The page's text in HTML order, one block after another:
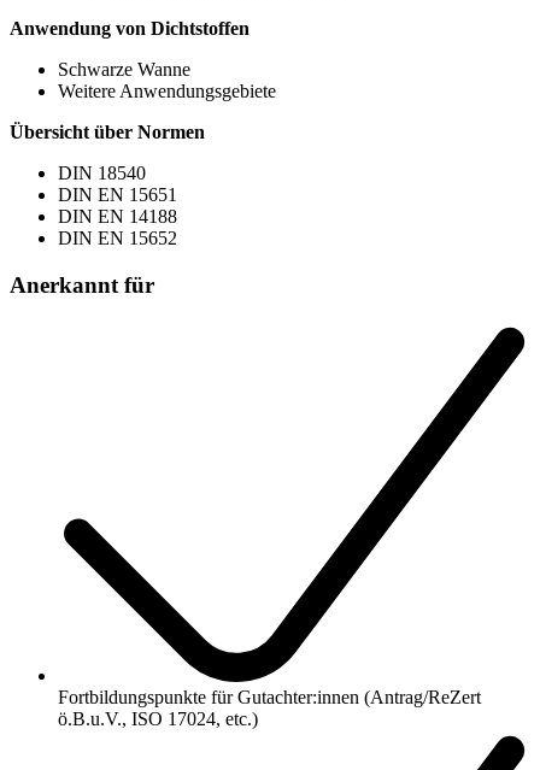
Anwendung von Dichtstoffen
Schwarze Wanne
Weitere Anwendungsgebiete
Übersicht über Normen
DIN 18540
DIN EN 15651
DIN EN 14188
DIN EN 15652
Anerkannt für
Fortbildungspunkte für Gutachter:innen (Antrag/ReZert
ö.B.u.V., ISO 17024, etc.)